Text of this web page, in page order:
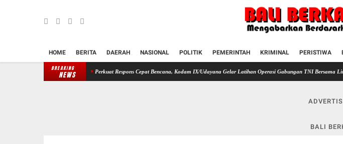
HOME BERITA DAERAH NASIONAL POLITIK PEMERINTAH KRIMINAL PERISTIWA
BREAKING
NEWS
Perkuat Respons Cepat Bencana, Kodam IX/Udayana Gelar Latihan Operasi Gabungan TNI Bersama Lintas Instansi
BALI